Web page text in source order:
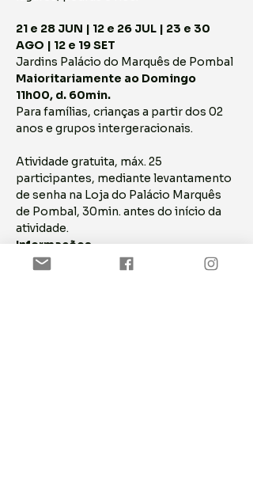
21 e 28 JUN | 12 e 26 JUL | 23 e 30
AGO | 12 e 19 SET
Jardins Palácio do Marquês de Pombal
Maioritariamente ao Domingo
11h00, d. 60min.
Para famílias, crianças a partir dos 02
anos e grupos intergeracionais.
Atividade gratuita, máx. 25
participantes, mediante levantamento
de senha na Loja do Palácio Marquês
de Pombal, 30min. antes do início da
atividade.
Informações
tel. 214 430 799; 214 408 303.